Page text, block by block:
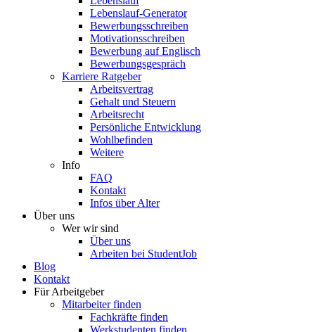
Lebenslauf-Generator
Bewerbungsschreiben
Motivationsschreiben
Bewerbung auf Englisch
Bewerbungsgespräch
Karriere Ratgeber
Arbeitsvertrag
Gehalt und Steuern
Arbeitsrecht
Persönliche Entwicklung
Wohlbefinden
Weitere
Info
FAQ
Kontakt
Infos über Alter
Über uns
Wer wir sind
Über uns
Arbeiten bei StudentJob
Blog
Kontakt
Für Arbeitgeber
Mitarbeiter finden
Fachkräfte finden
Werkstudenten finden